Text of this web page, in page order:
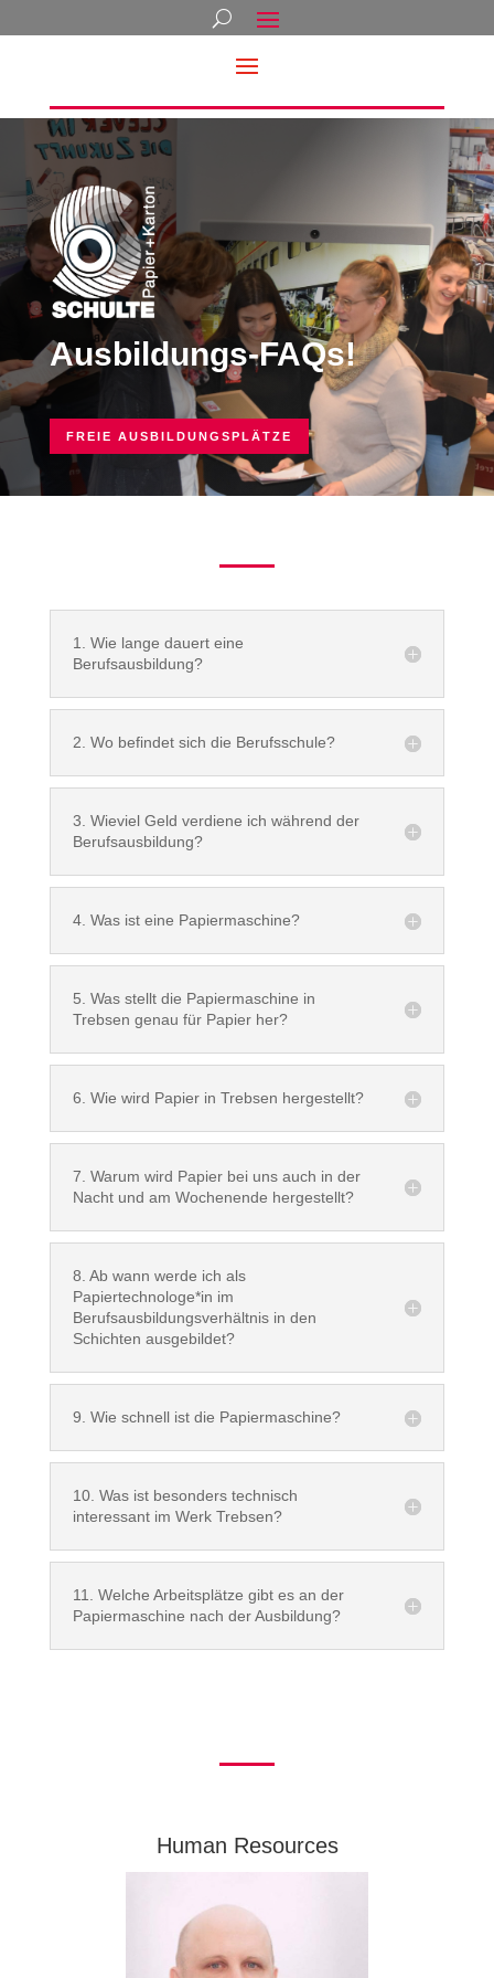
Ausbildungs-FAQs!
FREIE AUSBILDUNGSPLÄTZE
1. Wie lange dauert eine
Berufsausbildung?
2. Wo befindet sich die Berufsschule?
3. Wieviel Geld verdiene ich während der
Berufsausbildung?
4. Was ist eine Papiermaschine?
5. Was stellt die Papiermaschine in
Trebsen genau für Papier her?
6. Wie wird Papier in Trebsen hergestellt?
7. Warum wird Papier bei uns auch in der
Nacht und am Wochenende hergestellt?
8. Ab wann werde ich als
Papiertechnologe*in im
Berufsausbildungsverhältnis in den
Schichten ausgebildet?
9. Wie schnell ist die Papiermaschine?
10. Was ist besonders technisch
interessant im Werk Trebsen?
11. Welche Arbeitsplätze gibt es an der
Papiermaschine nach der Ausbildung?
Human Resources